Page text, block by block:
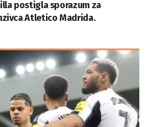
postigla sporazum za
Atletico Madrida.